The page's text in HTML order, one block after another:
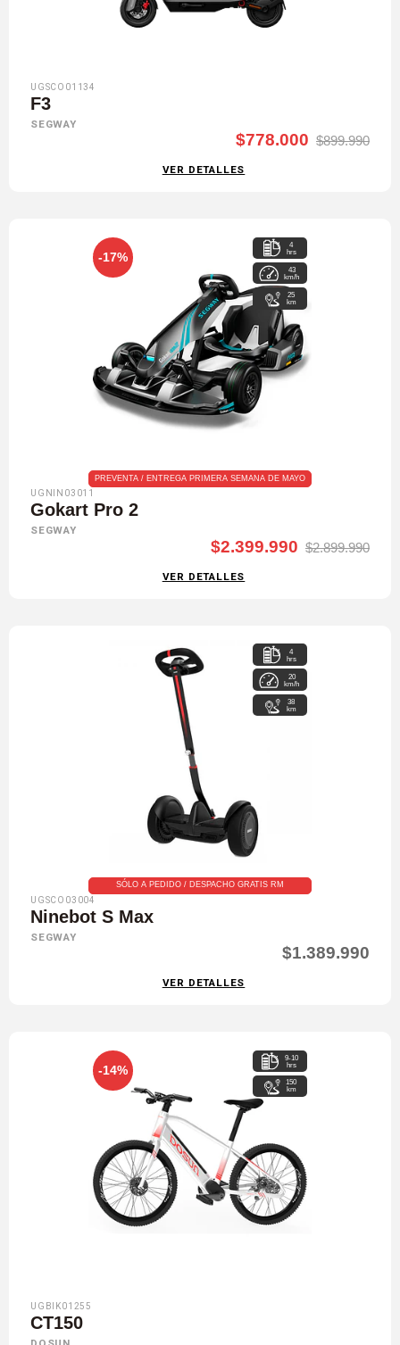
UGSCO01134
F3
SEGWAY
$778.000 $899.990
VER DETALLES
-17%
4
hrs
43
km/h
25
km
PREVENTA / ENTREGA PRIMERA SEMANA DE MAYO
UGNIN03011
Gokart Pro 2
SEGWAY
$2.399.990 $2.899.990
VER DETALLES
4
hrs
20
km/h
38
km
SÓLO A PEDIDO / DESPACHO GRATIS RM
UGSCO03004
Ninebot S Max
SEGWAY
$1.389.990
VER DETALLES
-14%
9-10
hrs
150
km
UGBIK01255
CT150